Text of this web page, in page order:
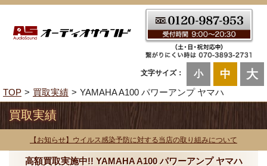
文字サイズ： 小 中 大
TOP 買取実績 YAMAHA A100 パワーアンプ ヤマハ
買取実績
【お知らせ】ウイルス感染予防に対する当店の取り組みについて
高額買取実施中!! YAMAHA A100 パワーアンプ ヤマハ